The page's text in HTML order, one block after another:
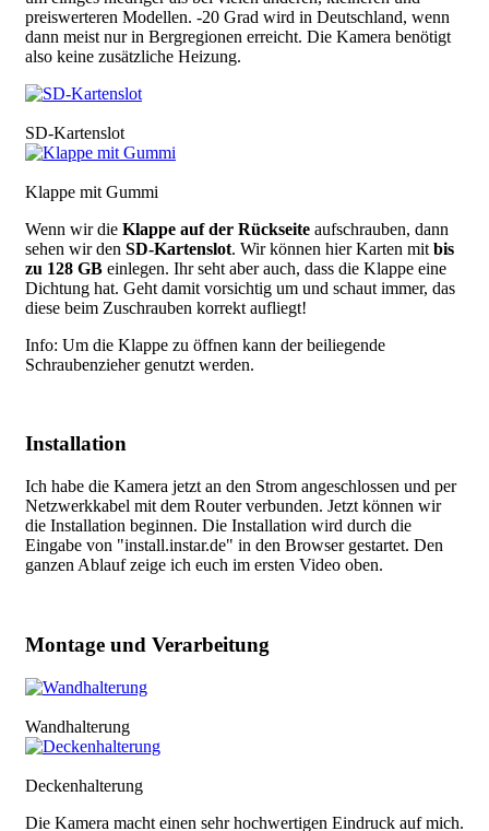
preiswerteren Modellen. -20 Grad wird in Deutschland, wenn
dann meist nur in Bergregionen erreicht. Die Kamera benötigt
also keine zusätzliche Heizung.
Bild
SD-Kartenslot
Bild
Klappe mit Gummi
Wenn wir die Klappe auf der Rückseite aufschrauben, dann
sehen wir den SD-Kartenslot. Wir können hier Karten mit bis
zu 128 GB einlegen. Ihr seht aber auch, dass die Klappe eine
Dichtung hat. Geht damit vorsichtig um und schaut immer, das
diese beim Zuschrauben korrekt aufliegt!
Info: Um die Klappe zu öffnen kann der beiliegende
Schraubenzieher genutzt werden.
Installation
Ich habe die Kamera jetzt an den Strom angeschlossen und per
Netzwerkkabel mit dem Router verbunden. Jetzt können wir
die Installation beginnen. Die Installation wird durch die
Eingabe von "install.instar.de" in den Browser gestartet. Den
ganzen Ablauf zeige ich euch im ersten Video oben.
Montage und Verarbeitung
Bild
Wandhalterung
Bild
Deckenhalterung
Die Kamera macht einen sehr hochwertigen Eindruck auf mich.